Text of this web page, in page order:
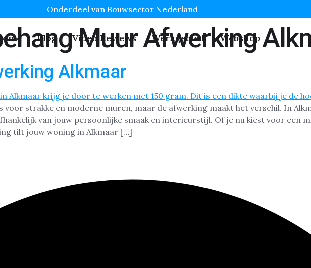
Onderdeel van Bouwsector Nederland
Blog Video Reviews Werkgebied Webshop
Muur Afwerking
Alkmaar
voor strakke en moderne muren, maar de afwerking maakt het verschil. In
van jouw persoonlijke smaak en interieurstijl. Of je nu kiest voor een
tilt jouw woning in Alkmaar […]